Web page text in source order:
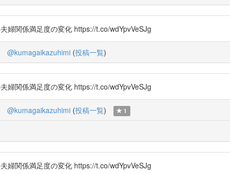
婦関係満足度の変化 https://t.co/wdYpvVeSJg
@kumagaikazuhimi (投稿一覧)
婦関係満足度の変化 https://t.co/wdYpvVeSJg
@kumagaikazuhimi (投稿一覧) 1
婦関係満足度の変化 https://t.co/wdYpvVeSJg